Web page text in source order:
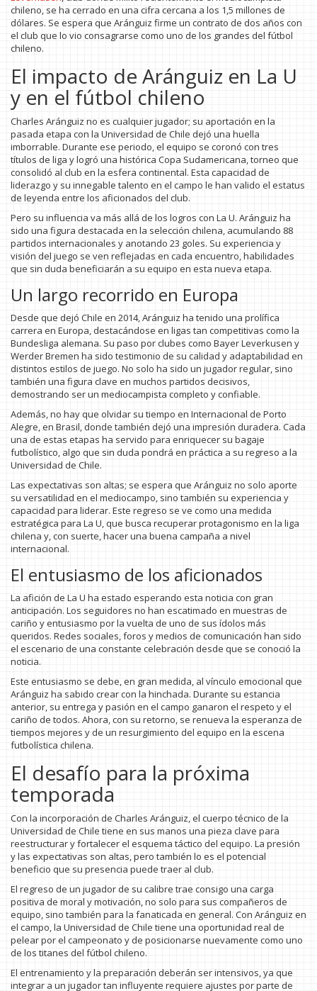
chileno, se ha cerrado en una cifra cercana a los 1,5 millones de
dólares. Se espera que Aránguiz firme un contrato de dos años con
el club que lo vio consagrarse como uno de los grandes del fútbol
chileno.
El impacto de Aránguiz en La U
y en el fútbol chileno
Charles Aránguiz no es cualquier jugador; su aportación en la
pasada etapa con la Universidad de Chile dejó una huella
imborrable. Durante ese periodo, el equipo se coronó con tres
títulos de liga y logró una histórica Copa Sudamericana, torneo que
consolidó al club en la esfera continental. Esta capacidad de
liderazgo y su innegable talento en el campo le han valido el estatus
de leyenda entre los aficionados del club.
Pero su influencia va más allá de los logros con La U. Aránguiz ha
sido una figura destacada en la selección chilena, acumulando 88
partidos internacionales y anotando 23 goles. Su experiencia y
visión del juego se ven reflejadas en cada encuentro, habilidades
que sin duda beneficiarán a su equipo en esta nueva etapa.
Un largo recorrido en Europa
Desde que dejó Chile en 2014, Aránguiz ha tenido una prolífica
carrera en Europa, destacándose en ligas tan competitivas como la
Bundesliga alemana. Su paso por clubes como Bayer Leverkusen y
Werder Bremen ha sido testimonio de su calidad y adaptabilidad en
distintos estilos de juego. No solo ha sido un jugador regular, sino
también una figura clave en muchos partidos decisivos,
demostrando ser un mediocampista completo y confiable.
Además, no hay que olvidar su tiempo en Internacional de Porto
Alegre, en Brasil, donde también dejó una impresión duradera. Cada
una de estas etapas ha servido para enriquecer su bagaje
futbolístico, algo que sin duda pondrá en práctica a su regreso a la
Universidad de Chile.
Las expectativas son altas; se espera que Aránguiz no solo aporte
su versatilidad en el mediocampo, sino también su experiencia y
capacidad para liderar. Este regreso se ve como una medida
estratégica para La U, que busca recuperar protagonismo en la liga
chilena y, con suerte, hacer una buena campaña a nivel
internacional.
El entusiasmo de los aficionados
La afición de La U ha estado esperando esta noticia con gran
anticipación. Los seguidores no han escatimado en muestras de
cariño y entusiasmo por la vuelta de uno de sus ídolos más
queridos. Redes sociales, foros y medios de comunicación han sido
el escenario de una constante celebración desde que se conoció la
noticia.
Este entusiasmo se debe, en gran medida, al vínculo emocional que
Aránguiz ha sabido crear con la hinchada. Durante su estancia
anterior, su entrega y pasión en el campo ganaron el respeto y el
cariño de todos. Ahora, con su retorno, se renueva la esperanza de
tiempos mejores y de un resurgimiento del equipo en la escena
futbolística chilena.
El desafío para la próxima
temporada
Con la incorporación de Charles Aránguiz, el cuerpo técnico de la
Universidad de Chile tiene en sus manos una pieza clave para
reestructurar y fortalecer el esquema táctico del equipo. La presión
y las expectativas son altas, pero también lo es el potencial
beneficio que su presencia puede traer al club.
El regreso de un jugador de su calibre trae consigo una carga
positiva de moral y motivación, no solo para sus compañeros de
equipo, sino también para la fanaticada en general. Con Aránguiz en
el campo, la Universidad de Chile tiene una oportunidad real de
pelear por el campeonato y de posicionarse nuevamente como uno
de los titanes del fútbol chileno.
El entrenamiento y la preparación deberán ser intensivos, ya que
integrar a un jugador tan influyente requiere ajustes por parte de